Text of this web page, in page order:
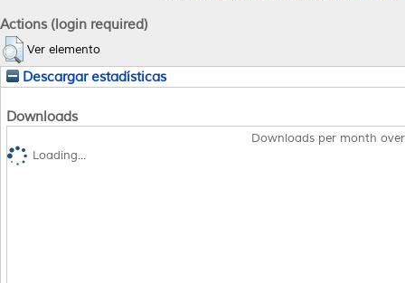
Actions (login required)
Ver elemento
Descargar estadísticas
Downloads
Downloads per month
Loading...